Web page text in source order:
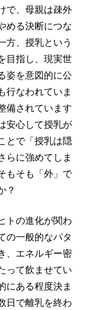
で、母親は疎外
める決断につな
方、授乳という
目指し、現実世
姿を意図的に公
行なわれていま
備されています
安心して授乳が
とで「授乳は隠
らに強めてしま
もそも「外」で
？
トの進化が関わ
の一般的なパタ
、エネルギー密
って飲ませてい
にある程度決ま
日で離乳を終わ